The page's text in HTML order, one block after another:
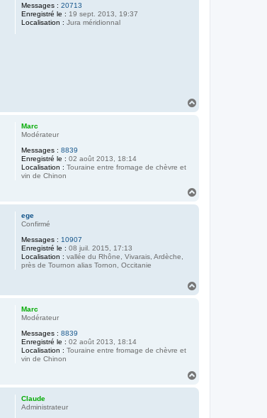
Messages : 20713
Enregistré le : 19 sept. 2013, 19:37
Localisation : Jura méridionnal
a
Marc
Modérateur
Messages : 8839
Enregistré le : 02 août 2013, 18:14
Localisation : Touraine entre fromage de chèvre et
vin de Chinon
ege
Confirmé
Messages : 10907
Enregistré le : 08 juil. 2015, 17:13
Localisation : vallée du Rhône, Vivarais, Ardèche,
près de Tournon alias Tornon, Occitanie
Marc
Modérateur
Messages : 8839
Enregistré le : 02 août 2013, 18:14
Localisation : Touraine entre fromage de chèvre et
vin de Chinon
Claude
Administrateur